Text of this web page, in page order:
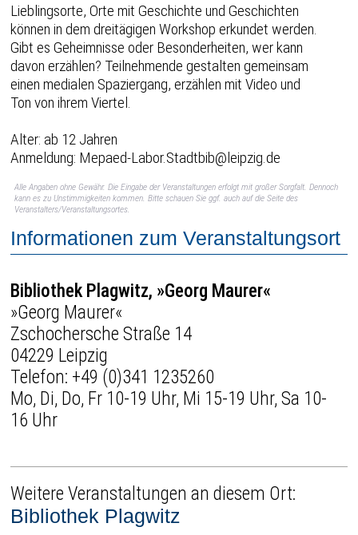
Lieblingsorte, Orte mit Geschichte und Geschichten
können in dem dreitägigen Workshop erkundet werden.
Gibt es Geheimnisse oder Besonderheiten, wer kann
davon erzählen? Teilnehmende gestalten gemeinsam
einen medialen Spaziergang, erzählen mit Video und
Ton von ihrem Viertel.
Alter: ab 12 Jahren
Anmeldung: Mepaed-Labor.Stadtbib@leipzig.de
Alle Angaben ohne Gewähr. Die Eingabe der Veranstaltungen erfolgt mit großer Sorgfalt. Dennoch
kann es zu Unstimmigkeiten kommen. Bitte schauen Sie ggf. auch auf die Seite des
Veranstalters/Veranstaltungsortes.
Informationen zum Veranstaltungsort
Bibliothek Plagwitz, »Georg Maurer«
»Georg Maurer«
Zschochersche Straße 14
04229 Leipzig
Telefon: +49 (0)341 1235260
Mo, Di, Do, Fr 10-19 Uhr, Mi 15-19 Uhr, Sa 10-
16 Uhr
Weitere Veranstaltungen an diesem Ort:
Bibliothek Plagwitz